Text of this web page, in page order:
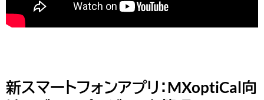
クトや車両フォルダを作成・管理
と見やすさが向上します．MXoptiCalデスクトップツールと
合されます．